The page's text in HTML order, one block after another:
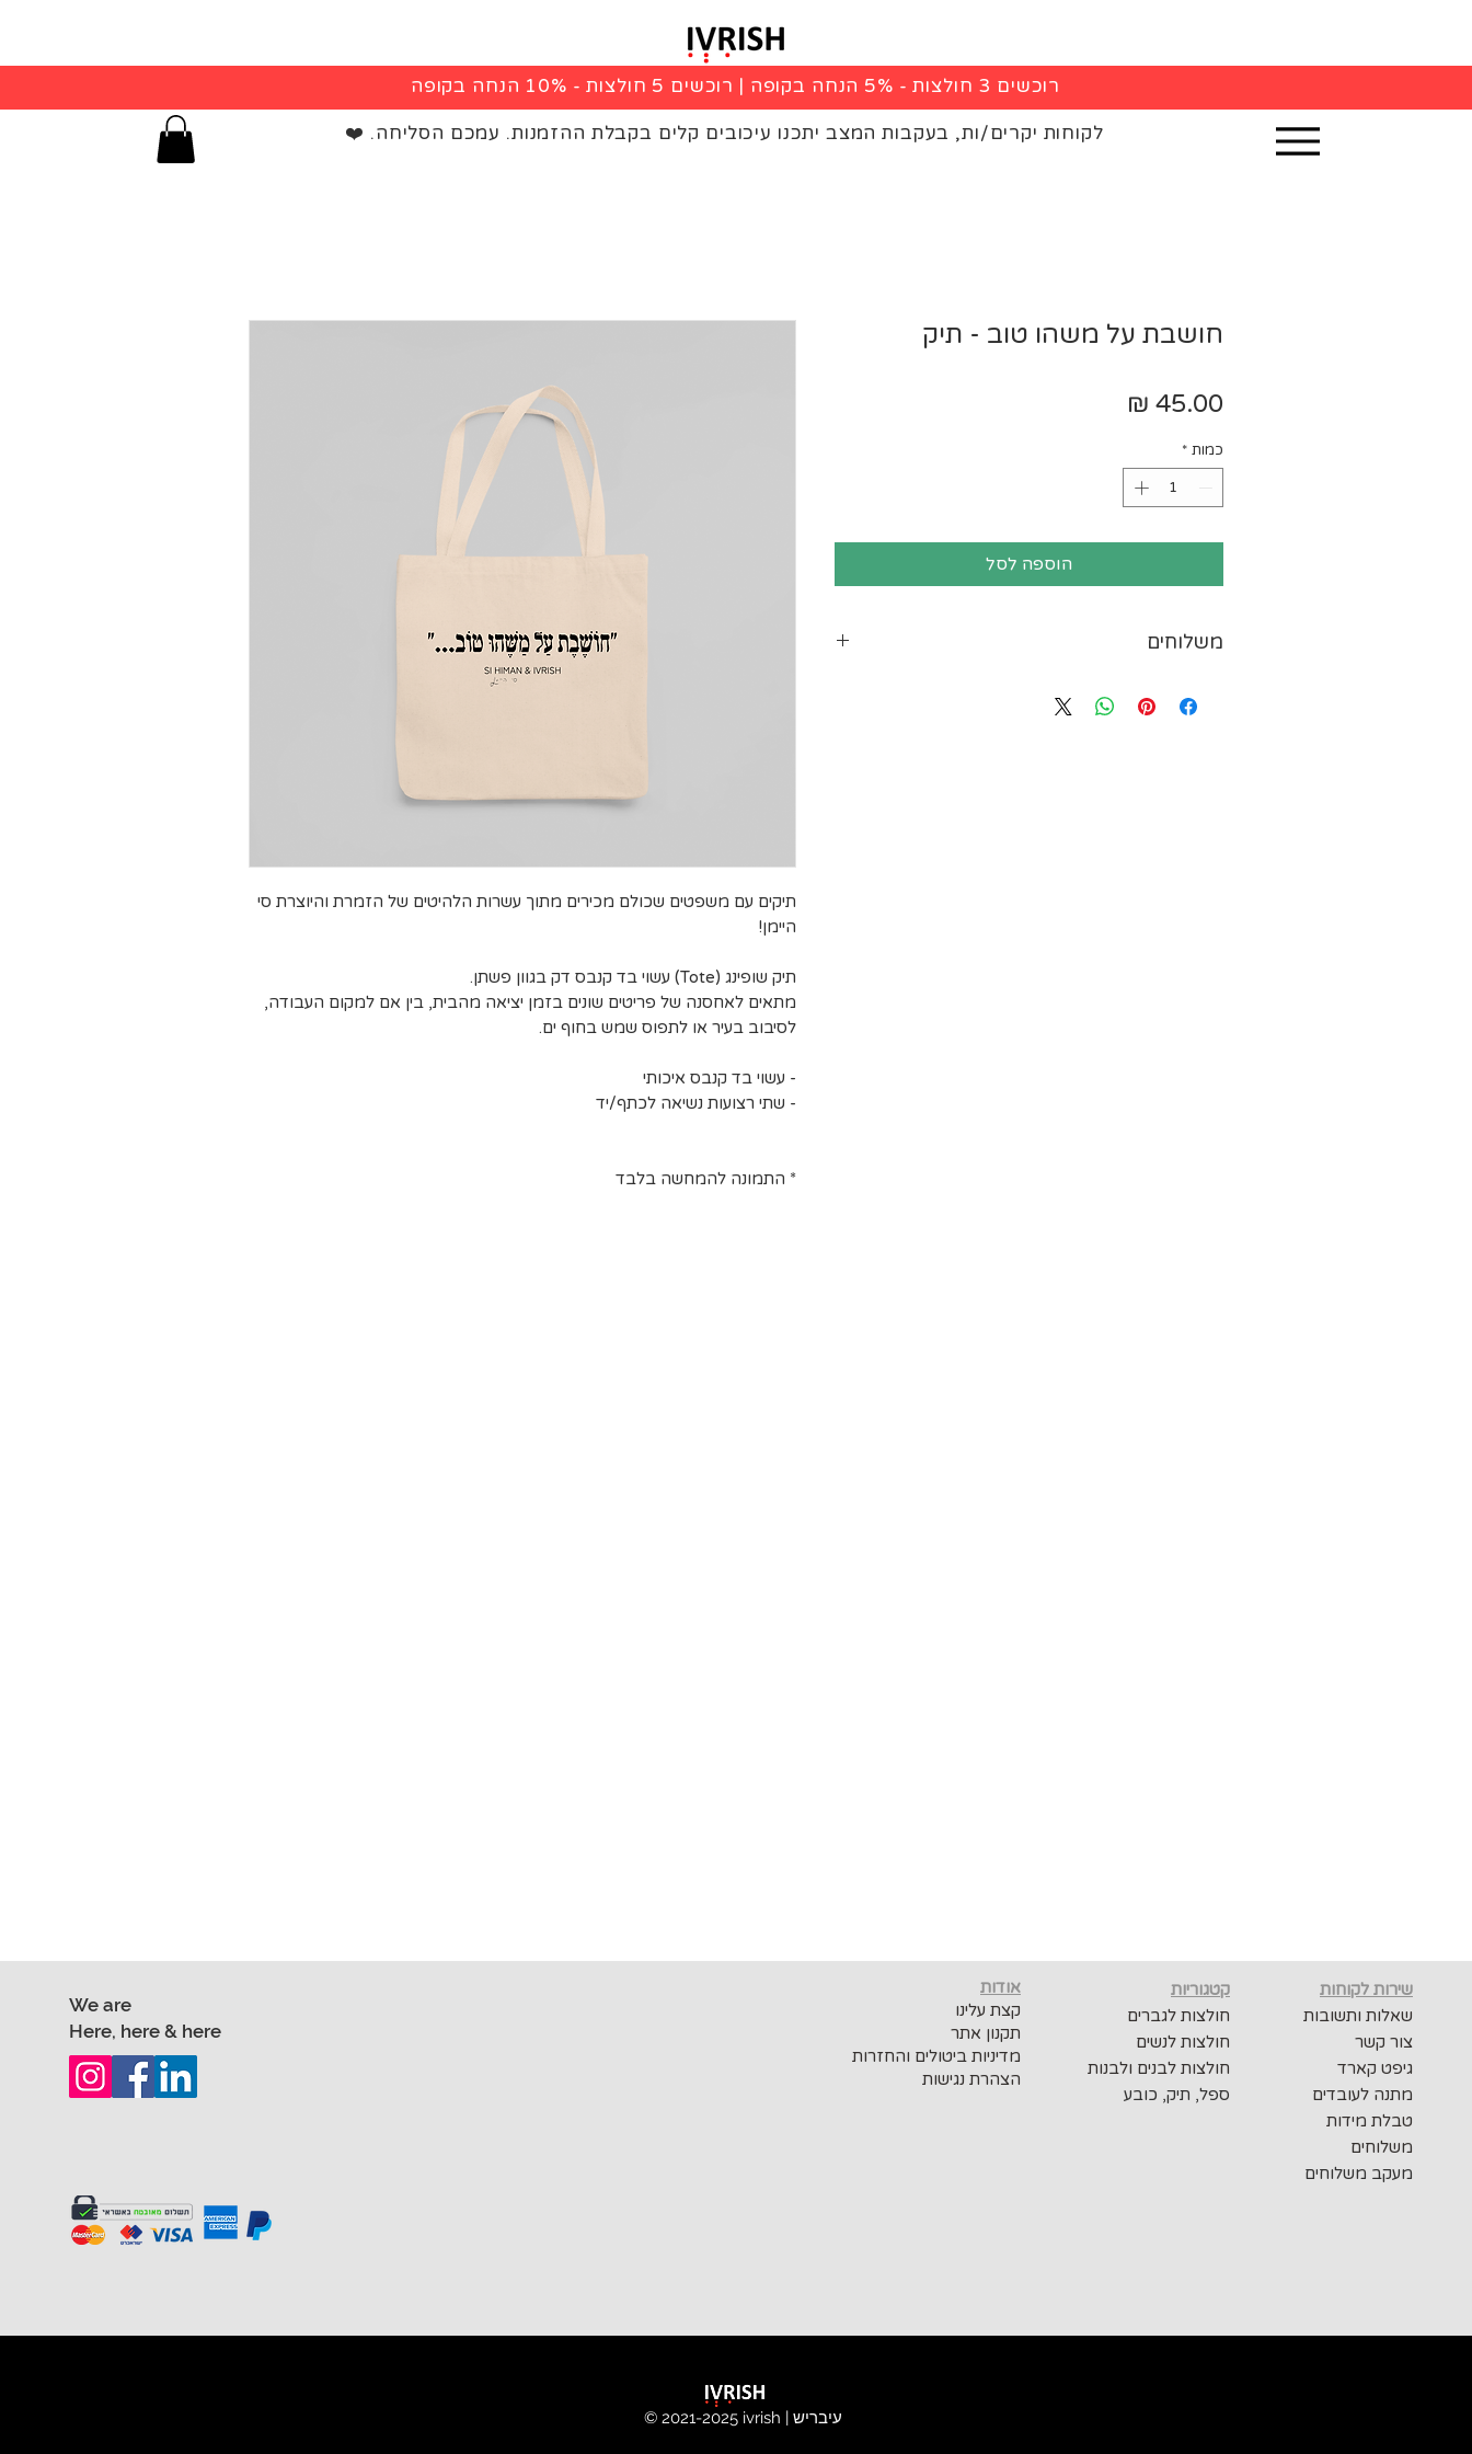
רוכשים 3 חולצות - 5% הנחה בקופה | רוכשים 5 חולצות - 10% הנחה בקופה
לקוחות יקרים/ות, בעקבות המצב יתכנו עיכובים קלים בקבלת ההזמנות. עמכם הסליחה. ❤️
תיקים עם משפטים שכולם מכירים מתוך עשרות הלהיטים של הזמרת והיוצרת סי
היימן!
תיק שופינג (Tote) עשוי בד קנבס דק בגוון פשתן.
מתאים לאחסנה של פריטים שונים בזמן יציאה מהבית, בין אם למקום העבודה,
לסיבוב בעיר או לתפוס שמש בחוף ים.
- עשוי בד קנבס איכותי
- שתי רצועות נשיאה לכתף/יד
* התמונה להמחשה בלבד
חושבת על משהו טוב - תיק
כמות *
הוספה לסל
משלוחים
המשלוחים או תנאי מזג האויר. ישנם אזורי
We are
Here, here & here
אודות
קצת עלינו
תקנון אתר
מדיניות ביטולים והחזרות
הצהרת נגישות
קטגוריות
חולצות לגברים
חולצות לנשים
חולצות לבנים ולבנות
ספל, תיק, כובע
שירות לקוחות
שאלות ותשובות
צור קשר
גיפט קארד
מתנה לעובדים
טבלת מידות
משלוחים
מעקב משלוחים
© 2021-2025 ivrish | עיבריש